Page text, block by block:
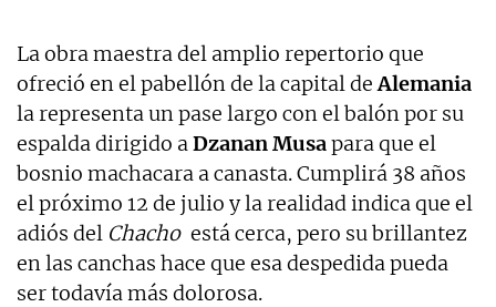
La obra maestra del amplio repertorio que
ofreció en el pabellón de la capital deAlemania
la representa un pase largo con el balón por su
espalda dirigido aDzanan Musapara que el
bosnio machacara a canasta. Cumplirá 38 años
el próximo 12 de julio y la realidad indica que el
adiós del Chacho está cerca, pero su brillantez
en las canchas hace que esa despedida pueda
ser todavía más dolorosa.